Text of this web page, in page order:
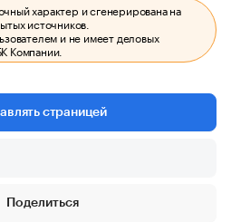
характер и сгенерирована на
источников.
и не имеет деловых
Компании.
страницей
Поделиться